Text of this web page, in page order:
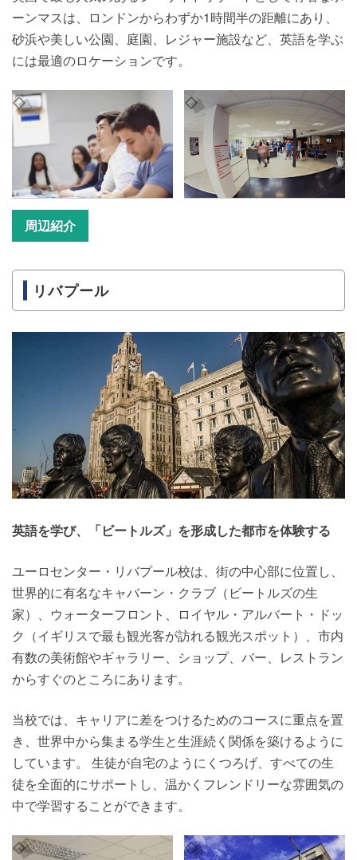
ーンマスは、ロンドンからわずか1時間半の距離にあり、
砂浜や美しい公園、庭園、レジャー施設など、英語を学ぶ
には最適のロケーションです。
周辺紹介
リバプール
英語を学び、「ビートルズ」を形成した都市を体験する
ユーロセンター・リバプール校は、街の中心部に位置し、
世界的に有名なキャバーン・クラブ（ビートルズの生
家）、ウォーターフロント、ロイヤル・アルバート・ドッ
ク（イギリスで最も観光客が訪れる観光スポット）、市内
有数の美術館やギャラリー、ショップ、バー、レストラン
からすぐのところにあります。
当校では、キャリアに差をつけるためのコースに重点を置
き、世界中から集まる学生と生涯続く関係を築けるように
しています。 生徒が自宅のようにくつろげ、すべての生
徒を全面的にサポートし、温かくフレンドリーな雰囲気の
中で学習することができます。